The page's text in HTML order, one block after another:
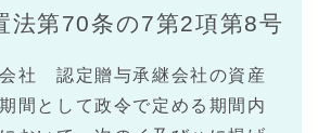
法第70条の7第2項第8号
社 認定贈与承継会社の資産
間として政令で定める期間内